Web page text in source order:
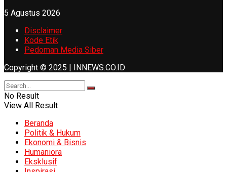
5 Agustus 2026
Disclaimer
Kode Etik
Pedoman Media Siber
Copyright © 2025 | INNEWS.CO.ID
No Result
View All Result
Beranda
Politik & Hukum
Ekonomi & Bisnis
Humaniora
Eksklusif